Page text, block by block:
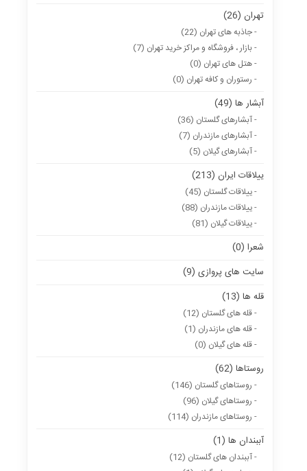
تهران (26)
- جاذبه های تهران (22)
- بازار ، فروشگاه و مراکز خرید تهران (7)
- هتل های تهران (0)
- رستوران و کافه تهران (0)
آبشار ها (49)
- آبشارهای گلستان (36)
- آبشارهای مازندران (7)
- آبشارهای گیلان (5)
ییلاقات ایران (213)
- ییلاقات گلستان (45)
- ییلاقات مازندران (88)
- ییلاقات گیلان (81)
شعرا (0)
سایت های پروازی (9)
قله ها (13)
- قله های گلستان (12)
- قله های مازندران (1)
- قله های گیلان (0)
روستاها (62)
- روستاهای گلستان (146)
- روستاهای گیلان (96)
- روستاهای مازندران (114)
آببندان ها (1)
- آببندان های گلستان (12)